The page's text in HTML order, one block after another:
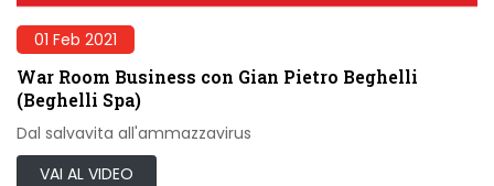
01 Feb 2021
War Room Business con Gian Pietro Beghelli
(Beghelli Spa)
Dal salvavita all'ammazzavirus
VAI AL VIDEO